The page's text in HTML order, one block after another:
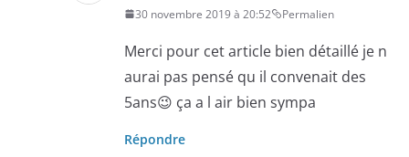
30 novembre 2019 à 20:52 Permalien
Merci pour cet article bien détaillé je n
aurai pas pensé qu il convenait des
5ans😉 ça a l air bien sympa
Répondre